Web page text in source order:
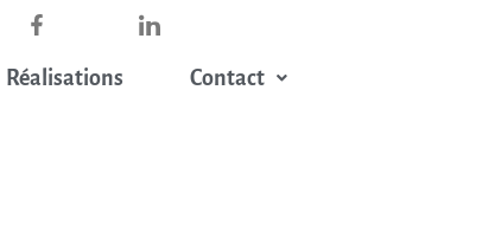
Réalisations Contact